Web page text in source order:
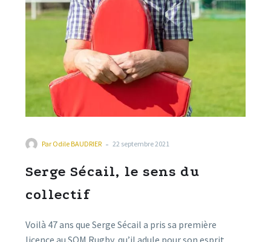
Par Odile BAUDRIER - 22 septembre 2021
Serge Sécail, le sens du
collectif
Voilà 47 ans que Serge Sécail a pris sa première